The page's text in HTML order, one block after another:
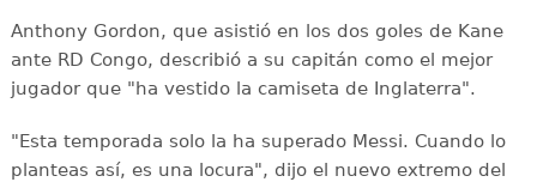
Anthony Gordon, que asistió en los dos goles de Kane
ante RD Congo, describió a su capitán como el mejor
jugador que "ha vestido la camiseta de Inglaterra".
"Esta temporada solo la ha superado Messi. Cuando lo
planteas así, es una locura", dijo el nuevo extremo del